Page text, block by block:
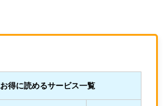
得に読めるサービス一覧